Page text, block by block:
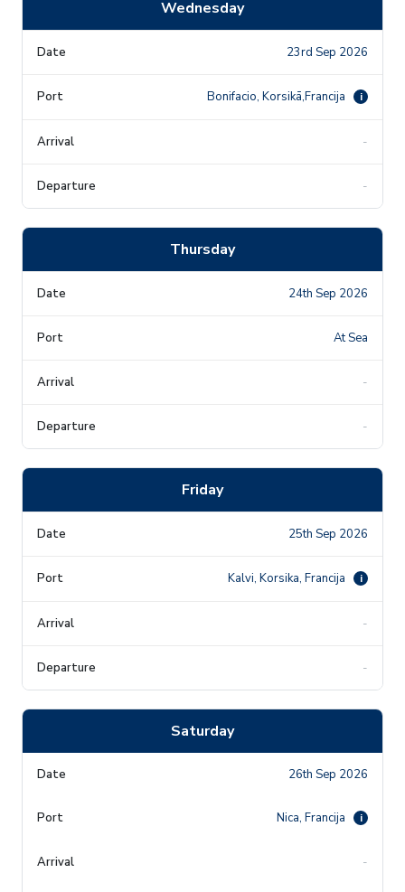
Wednesday
23rd Sep 2026
Bonifacio, Korsikā,Francija i
-
-
Thursday
24th Sep 2026
At Sea
-
-
Friday
25th Sep 2026
Kalvi, Korsika, Francija i
-
-
Saturday
26th Sep 2026
Nica, Francija i
-